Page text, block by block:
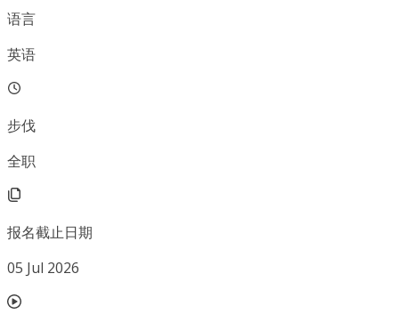
语言
英语
步伐
全职
报名截止日期
05 Jul 2026